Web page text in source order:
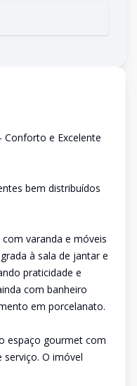
Conforto e Excelente
bem distribuídos
varanda e móveis
à sala de jantar e
praticidade e
com banheiro
em porcelanato.
espaço gourmet com
serviço. O imóvel